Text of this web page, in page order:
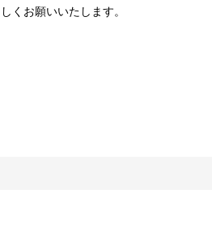
くお願いいたします。